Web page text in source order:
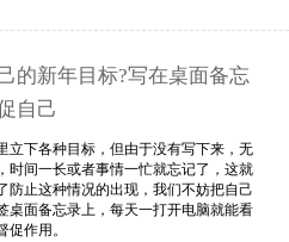
的新年目标?写在桌面备忘
自己
立下各种目标，但由于没有写下来，无
时间一长或者事情一忙就忘记了，这就
防止这种情况的出现，我们不妨把自己
桌面备忘录上，每天一打开电脑就能看
促作用。